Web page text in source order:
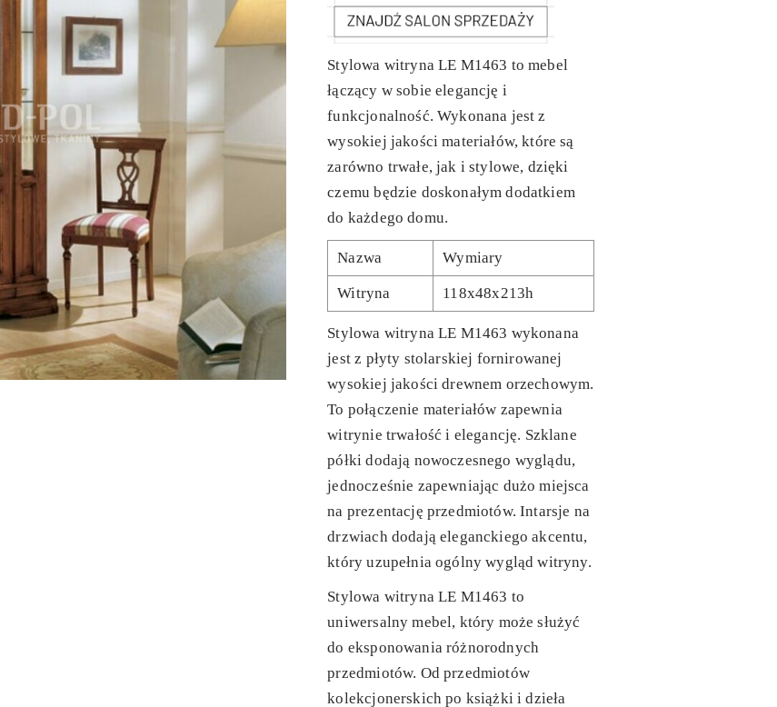
Katalog
Stylowa witryna LE M1463 to mebel
łączący w sobie elegancję i
funkcjonalność. Wykonana jest z
wysokiej jakości materiałów, które są
zarówno trwałe, jak i stylowe, dzięki
czemu będzie doskonałym dodatkiem
do każdego domu.
Nazwa Wymiary
Witryna 118x48x213h
Stylowa witryna LE M1463 wykonana
jest z płyty stolarskiej fornirowanej
wysokiej jakości drewnem orzechowym.
To połączenie materiałów zapewnia
witrynie trwałość i elegancję. Szklane
półki dodają nowoczesnego wyglądu,
jednocześnie zapewniając dużo miejsca
na prezentację przedmiotów. Intarsje na
drzwiach dodają eleganckiego akcentu,
który uzupełnia ogólny wygląd witryny.
Stylowa witryna LE M1463 to
uniwersalny mebel, który może służyć
do eksponowania różnorodnych
przedmiotów. Od przedmiotów
kolekcjonerskich po książki i dzieła